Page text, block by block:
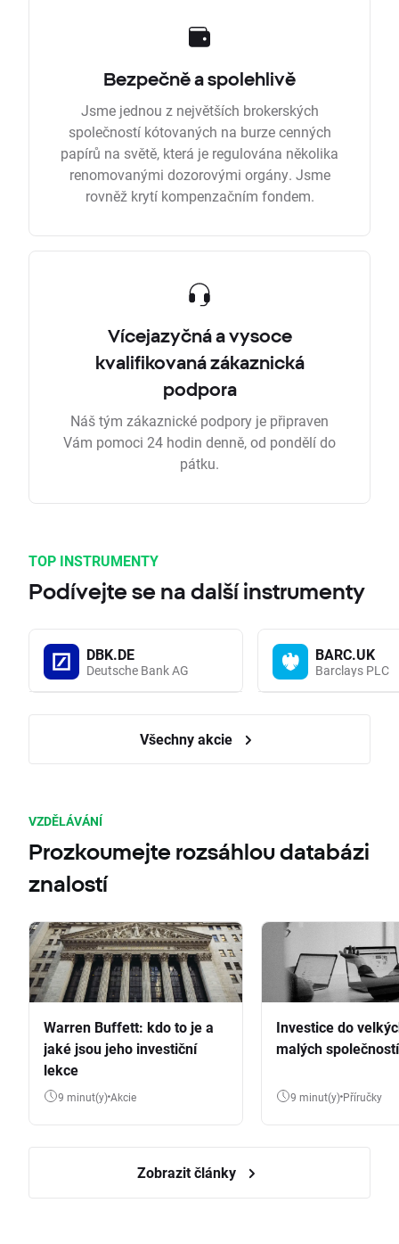
Bezpečně a spolehlivě
Jsme jednou z největších brokerských
společností kótovaných na burze cenných
papírů na světě, která je regulována několika
renomovanými dozorovými orgány. Jsme
rovněž krytí kompenzačním fondem.
Vícejazyčná a vysoce
kvalifikovaná zákaznická
podpora
Náš tým zákaznické podpory je připraven
Vám pomoci 24 hodin denně, od pondělí do
pátku.
TOP INSTRUMENTY
Podívejte se na další instrumenty
DBK.DE
Deutsche Bank AG
BARC.UK
Barclays PLC
Všechny akcie
VZDĚLÁVÁNÍ
Prozkoumejte rozsáhlou databázi
znalostí
Warren Buffett: kdo to je a
jaké jsou jeho investiční
lekce
9 minut(y) Akcie
Investice do
malých společností
9 minut(y) Příručky
Zobrazit články